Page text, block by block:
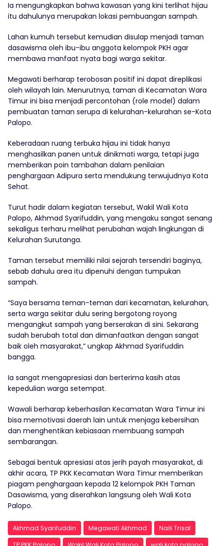
Ia mengungkapkan bahwa kawasan yang kini terlihat hijau
itu dahulunya merupakan lokasi pembuangan sampah.
Lahan kumuh tersebut kemudian disulap menjadi taman
dasawisma oleh ibu-ibu anggota kelompok PKH agar
membawa manfaat nyata bagi warga sekitar.
Megawati berharap terobosan positif ini dapat direplikasi
oleh wilayah lain. Menurutnya, taman di Kecamatan Wara
Timur ini bisa menjadi percontohan (role model) dalam
pembuatan taman serupa di kelurahan-kelurahan se-Kota
Palopo.
Keberadaan ruang terbuka hijau ini tidak hanya
menghasilkan panen untuk dinikmati warga, tetapi juga
memberikan poin tambahan dalam penilaian
penghargaan Adipura serta mendukung terwujudnya Kota
Sehat.
Turut hadir dalam kegiatan tersebut, Wakil Wali Kota
Palopo, Akhmad Syarifuddin, yang mengaku sangat senang
sekaligus terharu melihat perubahan wajah lingkungan di
Kelurahan Surutanga.
Taman tersebut memiliki nilai sejarah tersendiri baginya,
sebab dahulu area itu dipenuhi dengan tumpukan
sampah.
“Saya bersama teman-teman dari kecamatan, kelurahan,
serta warga sekitar dulu sering bergotong royong
mengangkut sampah yang berserakan di sini. Sekarang
sudah berubah total dan dimanfaatkan dengan sangat
baik oleh masyarakat,” ungkap Akhmad Syarifuddin
bangga.
Ia sangat mengapresiasi dan berterima kasih atas
kepedulian warga setempat.
Wawali berharap keberhasilan Kecamatan Wara Timur ini
bisa memotivasi daerah lain untuk menjaga kebersihan
dan menghentikan kebiasaan membuang sampah
sembarangan.
Sebagai bentuk apresiasi atas jerih payah masyarakat, di
akhir acara, TP PKK Kecamatan Wara Timur memberikan
piagam penghargaan kepada 12 kelompok PKH Taman
Dasawisma, yang diserahkan langsung oleh Wali Kota
Palopo.
Akhmad Syarifuddin Megawati Akhmad
Naili Trisal